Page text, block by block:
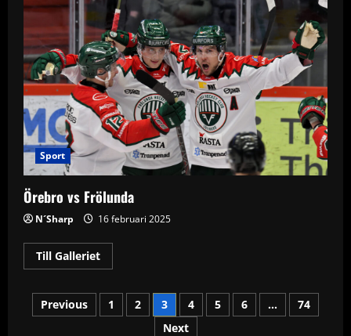
Sport
Örebro vs Frölunda
N´Sharp 16 februari 2025
Till GallerietRead
more
vs
Frölunda
Sidnumrering
Previous 1 2 3 4 5 6 …
74
Next